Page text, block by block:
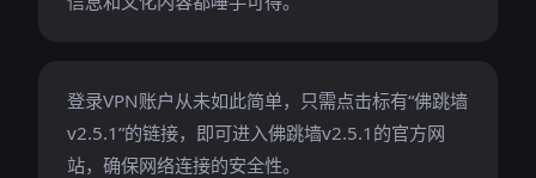
登录VPN账户从未如此简单，只需点击标有“佛跳墙
v2.5.1”的链接，即可进入佛跳墙v2.5.1的官方网
站，确保网络连接的安全性。